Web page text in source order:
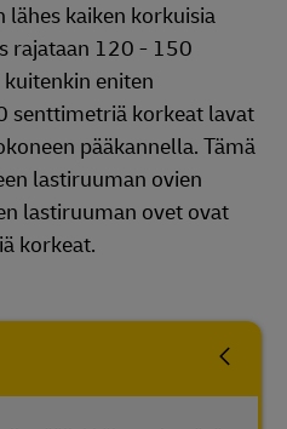
lähes kaiken korkuisia
rajataan 120 - 150
eniten
senttimetriä korkeat lavat
pääkannella. Tämä
lastiruuman ovien
lastiruuman ovet ovat
korkeat.